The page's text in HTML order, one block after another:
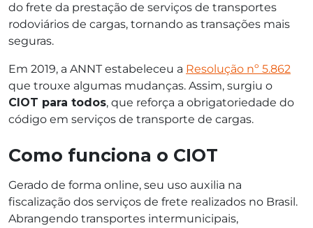
do frete da prestação de serviços de transportes
rodoviários de cargas, tornando as transações mais
seguras.
Em 2019, a ANNT estabeleceu a Resolução nº 5.862
que trouxe algumas mudanças. Assim, surgiu o
CIOT para todos, que reforça a obrigatoriedade do
código em serviços de transporte de cargas.
Como funciona o CIOT
Gerado de forma online, seu uso auxilia na
fiscalização dos serviços de frete realizados no Brasil.
Abrangendo transportes intermunicipais,